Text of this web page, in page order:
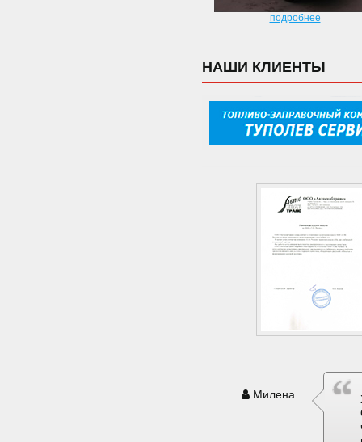
подробнее
НАШИ КЛИЕНТЫ
Милена